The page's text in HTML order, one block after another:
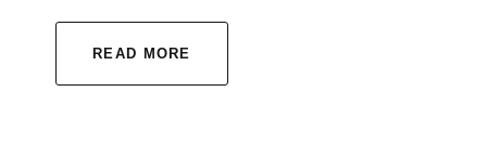
READ MORE